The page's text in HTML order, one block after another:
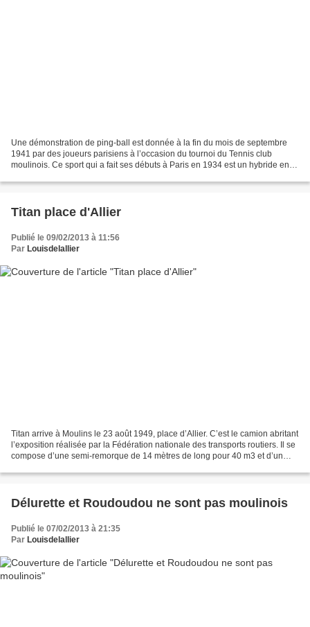
Une démonstration de ping-ball est donnée à la fin du mois de septembre
1941 par des joueurs parisiens à l’occasion du tournoi du Tennis club
moulinois. Ce sport qui a fait ses débuts à Paris en 1934 est un hybride entre
Titan place d'Allier
Publié le 09/02/2013 à 11:56
Par Louisdelallier
Titan arrive à Moulins le 23 août 1949, place d’Allier. C’est le camion abritant
l’exposition réalisée par la Fédération nationale des transports routiers. Il se
compose d’une semi-remorque de 14 mètres de long pour 40 m3 et d’un
Délurette et Roudoudou ne sont pas moulinois
Publié le 07/02/2013 à 21:35
Par Louisdelallier